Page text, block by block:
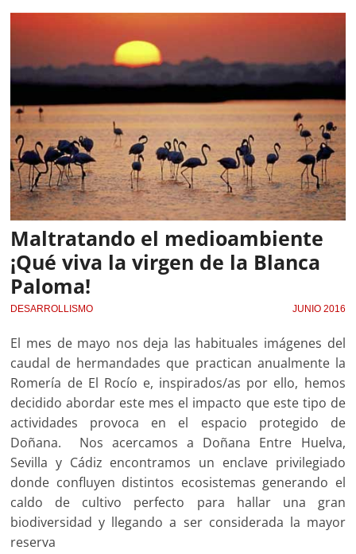
Maltratando el medioambiente
¡Qué viva la virgen de la Blanca
Paloma!
DESARROLLISMO JUNIO 2016
El mes de mayo nos deja las habituales imágenes del
caudal de hermandades que practican anualmente la
Romería de El Rocío e, inspirados/as por ello, hemos
decidido abordar este mes el impacto que este tipo de
actividades provoca en el espacio protegido de
Doñana. Nos acercamos a Doñana Entre Huelva,
Sevilla y Cádiz encontramos un enclave privilegiado
donde confluyen distintos ecosistemas generando el
caldo de cultivo perfecto para hallar una gran
biodiversidad y llegando a ser considerada la mayor
reserva